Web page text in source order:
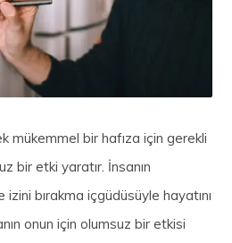
mükemmel bir hafıza için gerekli
bir etki yaratır. İnsanın
bırakma içgüdüsüyle hayatını
onun için olumsuz bir etkisi